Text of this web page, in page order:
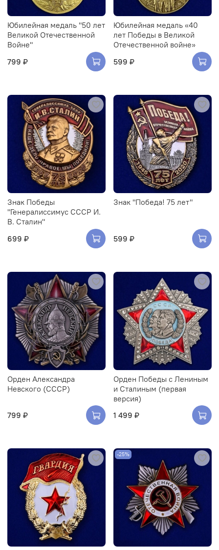
Юбилейная медаль "50 лет
Великой Отечественной
Войне"
799 ₽
Юбилейная медаль «40
лет Победы в Великой
Отечественной войне»
599 ₽
Знак Победы
"Генералиссимус СССР И.
В. Сталин"
699 ₽
Знак "Победа! 75 лет"
599 ₽
Орден Александра
Невского (СССР)
799 ₽
Орден Победы с Лениным
и Сталиным (первая
версия)
1 499 ₽
-25%